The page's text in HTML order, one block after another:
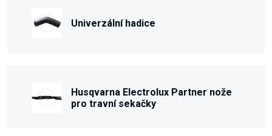
Univerzální hadice
Husqvarna Electrolux Partner nože
pro travní sekačky